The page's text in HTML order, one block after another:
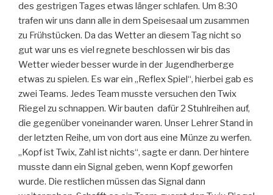
des gestrigen Tages etwas länger schlafen. Um 8:30
trafen wir uns dann alle in dem Speisesaal um zusammen
zu Frühstücken. Da das Wetter an diesem Tag nicht so
gut war uns es viel regnete beschlossen wir bis das
Wetter wieder besser wurde in der Jugendherberge
etwas zu spielen. Es war ein „Reflex Spiel“, hierbei gab es
zwei Teams. Jedes Team musste versuchen den Twix
Riegel zu schnappen. Wir bauten dafür 2 Stuhlreihen auf,
die gegenüber voneinander waren. Unser Lehrer Stand in
der letzten Reihe, um von dort aus eine Münze zu werfen.
„Kopf ist Twix, Zahl ist nichts“, sagte er dann. Der hintere
musste dann ein Signal geben, wenn Kopf geworfen
wurde. Die restlichen müssen das Signal dann